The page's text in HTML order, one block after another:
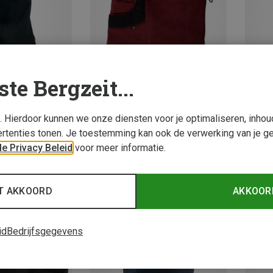
Maten
| Balaclavas
Je bespaart 35%
ONE
Bergzeit...
Hierdoor kunnen we onze diensten voor je optimaliseren,
tonen. Je toestemming kan ook de verwerking van je
Privacy Beleid voor meer informatie.
AKKOORD
Bedrijfsgegevens